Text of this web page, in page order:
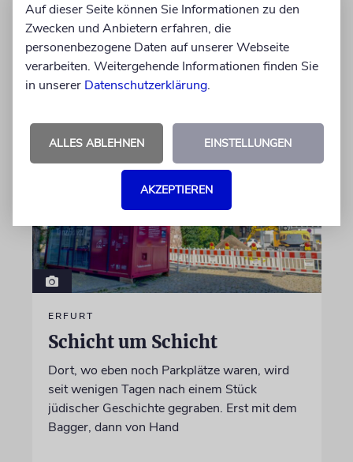
wird, die ihnen ein selbstbestimmtes Leben
ermöglicht
von Christine Schmitt
ERFURT
Schicht um Schicht
Dort, wo eben noch Parkplätze waren, wird
seit wenigen Tagen nach einem Stück
jüdischer Geschichte gegraben. Erst mit dem
Bagger, dann von Hand
Auf dieser Seite können Sie Informationen zu den
Zwecken und Anbietern erfahren, die
personenbezogene Daten auf unserer Webseite
verarbeiten. Weitergehende Informationen finden Sie
in unserer Datenschutzerklärung.
ALLES ABLEHNEN EINSTELLUNGEN
AKZEPTIEREN